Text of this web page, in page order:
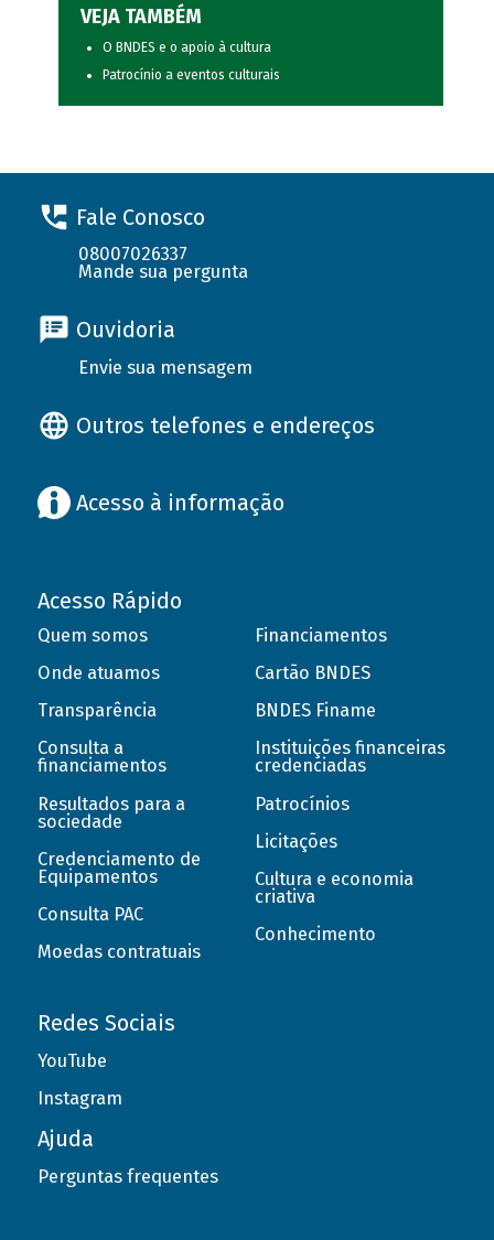
VEJA TAMBÉM
O BNDES e o apoio à cultura
Patrocínio a eventos culturais
Fale Conosco
08007026337
Mande sua pergunta
Ouvidoria
Envie sua mensagem
Outros telefones e endereços
Acesso à informação
Acesso Rápido
Quem somos
Onde atuamos
Transparência
Consulta a
financiamentos
Resultados para a
sociedade
Credenciamento de
Equipamentos
Consulta PAC
Moedas contratuais
Financiamentos
Cartão BNDES
BNDES Finame
Instituições financeiras
credenciadas
Patrocínios
Licitações
Cultura e economia
criativa
Conhecimento
Redes Sociais
YouTube
Instagram
Ajuda
Perguntas frequentes